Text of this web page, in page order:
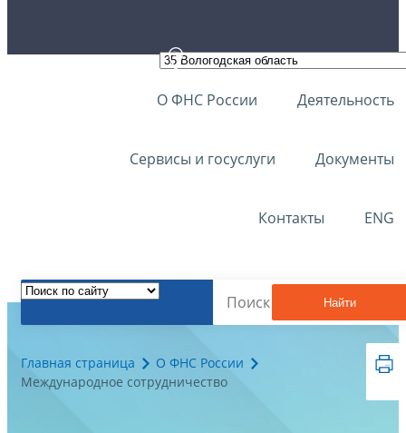
О ФНС России Деятельность
Сервисы и госуслуги Документы
Контакты ENG
Найти
Главная страница
О ФНС России
Международное сотрудничество